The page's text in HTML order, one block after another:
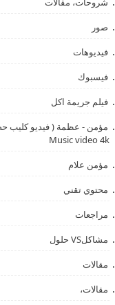
صور
فيديوهات
فيسبوك
فيلم جريمة اكل
Music video 4k
مؤمن علام
محتوي تقني
مراجعات
مشاكلVS حلول
مقالات
مقالات،